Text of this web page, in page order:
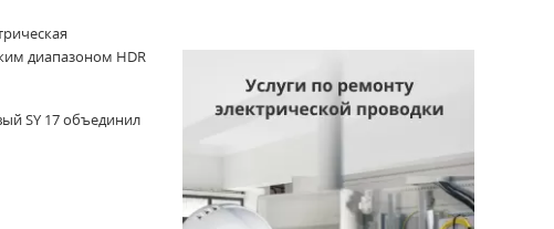
диапазоном HDR
SY 17 объединил